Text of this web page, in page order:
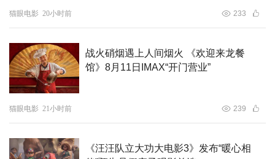
猫眼电影 20小时前 233
战火硝烟遇上人间烟火 《欢迎来龙餐
馆》8月11日IMAX“开门营业”
猫眼电影 21小时前 239
《汪汪队立大功大电影3》发布“暖心相